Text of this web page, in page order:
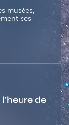
musées,
ses
de